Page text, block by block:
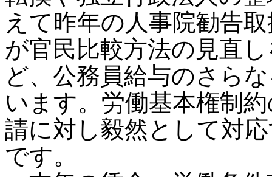
えて昨年の人事院勧告
が官民比較方法の見直
ど、公務員給与のさら
います。労働基本権制
請に対し毅然として対
です。